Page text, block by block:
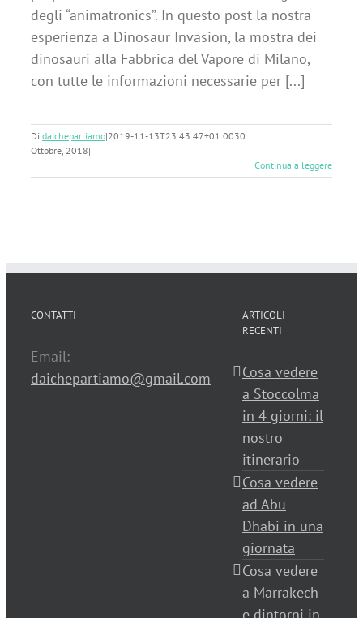
degli “animatronics”. In questo post la nostra
esperienza a Dinosaur Invasion, la mostra dei
dinosauri alla Fabbrica del Vapore di Milano,
con tutte le informazioni necessarie per [...]
Di daichepartiamo|2019-11-13T23:43:47+01:0030
Ottobre, 2018|
Continua a leggere
CONTATTI
Email:
daichepartiamo@gmail.com
ARTICOLI
RECENTI
Cosa vedere
a Stoccolma
in 4 giorni: il
nostro
itinerario
Cosa vedere
ad Abu
Dhabi in una
giornata
Cosa vedere
a Marrakech